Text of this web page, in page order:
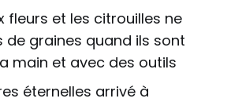
fleurs et les citrouilles ne
de graines quand ils sont
main et avec des outils
éternelles arrivé à